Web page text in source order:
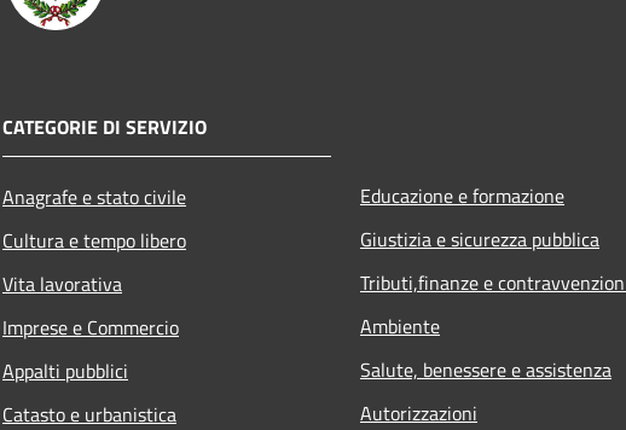
CATEGORIE DI SERVIZIO
Anagrafe e stato civile
Cultura e tempo libero
Vita lavorativa
Imprese e Commercio
Appalti pubblici
Catasto e urbanistica
Educazione e formazione
Giustizia e sicurezza pubblica
Tributi,finanze e
Ambiente
Salute, benessere e assistenza
Autorizzazioni